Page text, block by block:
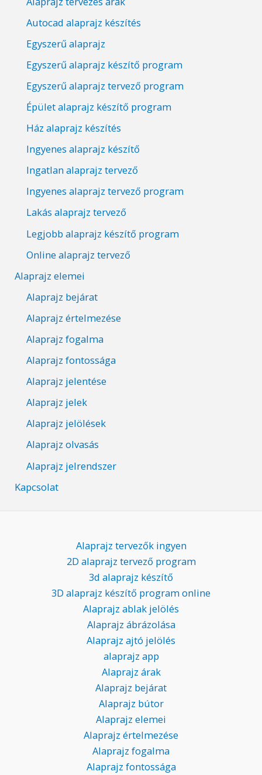
Autocad alaprajz készítés
Egyszerű alaprajz
Egyszerű alaprajz készítő program
Egyszerű alaprajz tervező program
Épület alaprajz készítő program
Ház alaprajz készítés
Ingyenes alaprajz készítő
Ingatlan alaprajz tervező
Ingyenes alaprajz tervező program
Lakás alaprajz tervező
Legjobb alaprajz készítő program
Online alaprajz tervező
Alaprajz elemei
Alaprajz bejárat
Alaprajz értelmezése
Alaprajz fogalma
Alaprajz fontossága
Alaprajz jelentése
Alaprajz jelek
Alaprajz jelölések
Alaprajz olvasás
Alaprajz jelrendszer
Kapcsolat
Alaprajz tervezők ingyen
2D alaprajz tervező program
3d alaprajz készítő
3D alaprajz készítő program online
Alaprajz ablak jelölés
Alaprajz ábrázolása
Alaprajz ajtó jelölés
alaprajz app
Alaprajz árak
Alaprajz bejárat
Alaprajz bútor
Alaprajz elemei
Alaprajz értelmezése
Alaprajz fogalma
Alaprajz fontossága